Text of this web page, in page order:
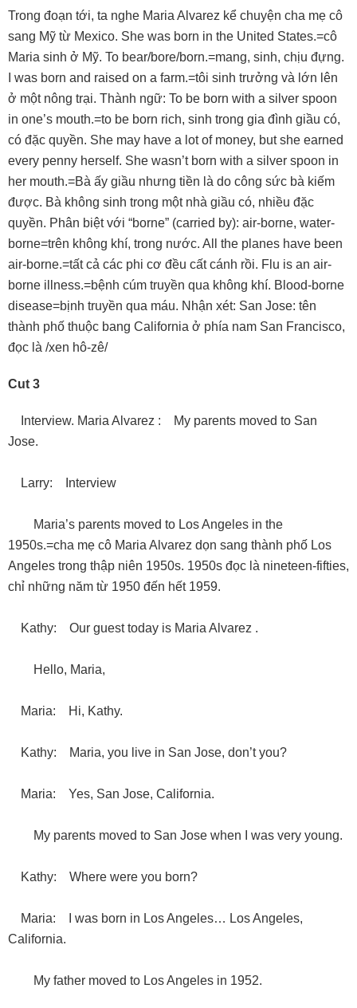
Trong đoạn tới, ta nghe Maria Alvarez kể chuyện cha mẹ cô
sang Mỹ từ Mexico. She was born in the United States.=cô
Maria sinh ở Mỹ. To bear/bore/born.=mang, sinh, chịu đựng.
I was born and raised on a farm.=tôi sinh trưởng và lớn lên
ở một nông trại. Thành ngữ: To be born with a silver spoon
in one’s mouth.=to be born rich, sinh trong gia đình giầu có,
có đặc quyền. She may have a lot of money, but she earned
every penny herself. She wasn’t born with a silver spoon in
her mouth.=Bà ấy giầu nhưng tiền là do công sức bà kiếm
được. Bà không sinh trong một nhà giầu có, nhiều đặc
quyền. Phân biệt với “borne” (carried by): air-borne, water-
borne=trên không khí, trong nước. All the planes have been
air-borne.=tất cả các phi cơ đều cất cánh rồi. Flu is an air-
borne illness.=bệnh cúm truyền qua không khí. Blood-borne
disease=bịnh truyền qua máu. Nhận xét: San Jose: tên
thành phố thuộc bang California ở phía nam San Francisco,
đọc là /xen hô-zê/
Cut 3
Interview. Maria Alvarez : My parents moved to San
Jose.
Larry: Interview
Maria’s parents moved to Los Angeles in the
1950s.=cha mẹ cô Maria Alvarez dọn sang thành phố Los
Angeles trong thập niên 1950s. 1950s đọc là nineteen-fifties,
chỉ những năm từ 1950 đến hết 1959.
Kathy: Our guest today is Maria Alvarez .
Hello, Maria,
Maria: Hi, Kathy.
Kathy: Maria, you live in San Jose, don’t you?
Maria: Yes, San Jose, California.
My parents moved to San Jose when I was very young.
Kathy: Where were you born?
Maria: I was born in Los Angeles… Los Angeles,
California.
My father moved to Los Angeles in 1952.